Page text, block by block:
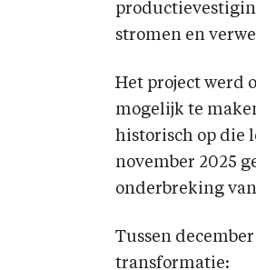
stromen en
Het project werd
mogelijk te
historisch op die
november 2025
onderbreking
Tussen
transformatie: